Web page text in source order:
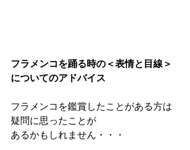
フラメンコを踊る時の＜表情と目線＞
についてのアドバイス
フラメンコを鑑賞したことがある方は
疑問に思ったことが
あるかもしれません・・・